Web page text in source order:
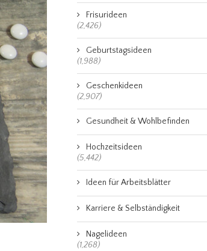
Frisurideen
(2,426)
Geburtstagsideen
(1,988)
Geschenkideen
(2,907)
Gesundheit & Wohlbefinden
Hochzeitsideen
(5,442)
Ideen für Arbeitsblätter
Karriere & Selbständigkeit
Nagelideen
(1,268)